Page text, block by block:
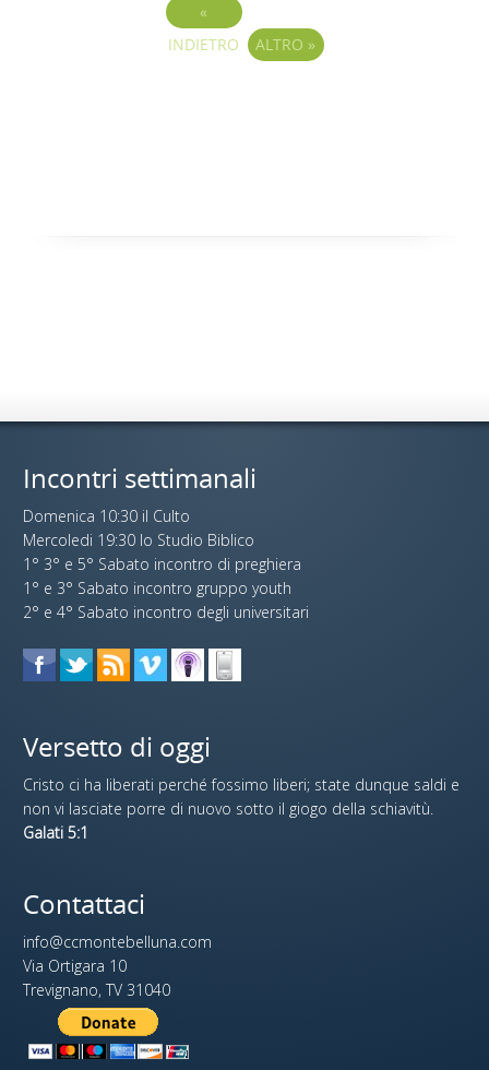
«
INDIETRO
ALTRO »
Incontri settimanali
Domenica 10:30 il Culto
Mercoledi 19:30 lo Studio Biblico
1° 3° e 5° Sabato incontro di preghiera
1° e 3° Sabato incontro gruppo youth
2° e 4° Sabato incontro degli universitari
Versetto di oggi
Cristo ci ha liberati perché fossimo liberi; state dunque saldi e
non vi lasciate porre di nuovo sotto il giogo della schiavitù.
Galati 5:1
Contattaci
info@ccmontebelluna.com
Via Ortigara 10
Trevignano, TV 31040